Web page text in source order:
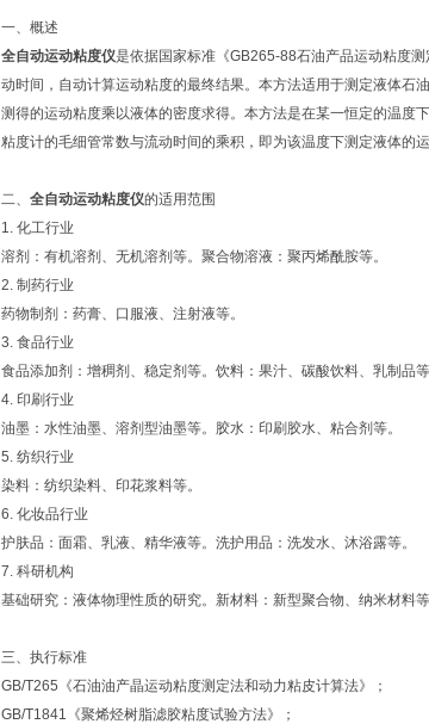
一、概述
全自动运动粘度仪是依据国家标准《GB265-88石油产品运动粘度
动时间，自动计算运动粘度的最终结果。本方法适用于测定液体石
测得的运动粘度乘以液体的密度求得。本方法是在某一恒定的温度
粘度计的毛细管常数与流动时间的乘积，即为该温度下测定液体的
二、 全自动运动粘度仪的适用范围
1. 化工行业
溶剂：有机溶剂、无机溶剂等。聚合物溶液：聚丙烯酰胺等。
2. 制药行业
药物制剂：药膏、口服液、注射液等。
3. 食品行业
食品添加剂：增稠剂、稳定剂等。饮料：果汁、碳酸饮料、乳制品
4. 印刷行业
油墨：水性油墨、溶剂型油墨等。胶水：印刷胶水、粘合剂等。
5. 纺织行业
染料：纺织染料、印花浆料等。
6. 化妆品行业
护肤品：面霜、乳液、精华液等。洗护用品：洗发水、沐浴露等。
7. 科研机构
基础研究：液体物理性质的研究。新材料：新型聚合物、纳米材料等
三、执行标准
GB/T265《石油油产晶运动粘度测定法和动力粘皮计算法》；
GB/T1841《聚烯烃树脂滤胶粘度试验方法》；